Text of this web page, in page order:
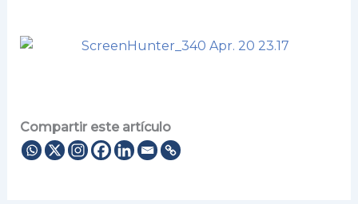
Compartir este artículo